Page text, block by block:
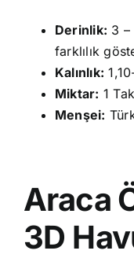
Derinlik: 3
farklılık
Kalınlık:
Miktar: 1
Menşei:
Araca
3D